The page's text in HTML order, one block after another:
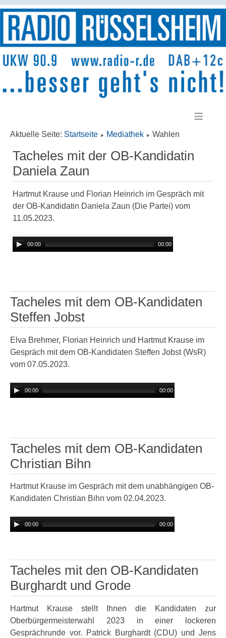
≡
Aktuelle Seite: Startseite Mediathek Wahlen
Tacheles mit der OB-Kandidatin
Daniela Zaun
Hartmut Krause und Florian Heinrich im Gespräch mit
der OB-Kandidatin Daniela Zaun (Die Partei) vom
11.05.2023.
00:00 00:00
Tacheles mit dem OB-Kandidaten
Steffen Jobst
Elva Brehmer, Florian Heinrich und Hartmut Krause im
Gespräch mit dem OB-Kandidaten Steffen Jobst (WsR)
vom 07.05.2023.
00:00 00:00
Tacheles mit dem OB-Kandidaten
Christian Bihn
Hartmut Krause im Gespräch mit dem unabhängigen OB-
Kandidaten Christian Bihn vom 02.04.2023.
00:00 00:00
Tacheles mit den OB-Kandidaten
Burghardt und Grode
Hartmut Krause stellt Ihnen die Kandidaten zur
Oberbürgermeisterwahl 2023 in einer lockeren
Gesprächrunde vor. Patrick Burghardt (CDU) und Jens